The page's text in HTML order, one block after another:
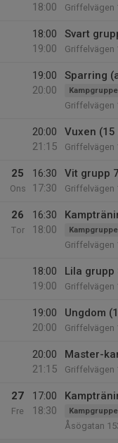
18:00
Griffelvägen
18:00
19:00
Svart
Griffelvägen
19:00
20:00
Sparring
Griffelvägen
20:00
21:15
Vuxen (15
Griffelvägen
25
Ons
16:30
17:30
Vit grupp
Griffelvägen
26
Tor
16:30
18:00
Griffelvägen
18:00
19:00
Lila grupp
Griffelvägen
19:00
20:00
Ungdom
Griffelvägen
20:00
21:15
Master-
Griffelvägen
27
Fre
17:00
18:30
Åsögatan